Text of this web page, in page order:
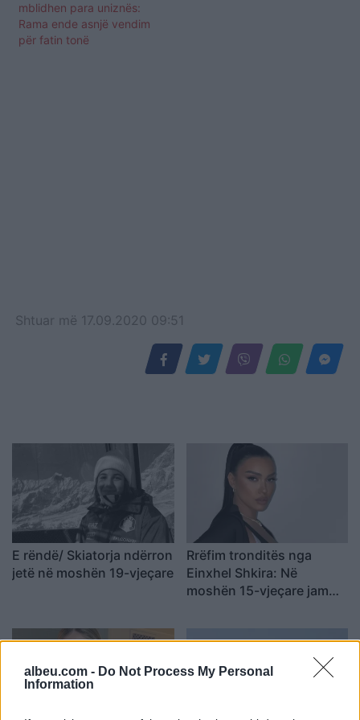
albeu.com - Do Not Process My Personal
Information
mblidhen para uniznës:
Rama ende asnjë vendim
për fatin tonë
Shtuar më 17.09.2020 09:51
E rëndë/ Skiatorja ndërron
jetë në moshën 19-vjeçare
Rrëfim tronditës nga
Einxhel Shkira: Në
moshën 15-vjeçare jam…